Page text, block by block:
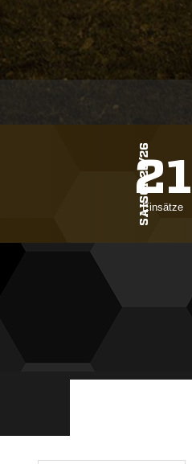
SAISON25/26
21
Einsätze